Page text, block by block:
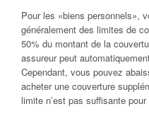
Pour les «biens personnels»,
généralement des limites de
50% du montant de la
assureur peut
Cependant, vous pouvez
acheter une couverture
limite n’est pas suffisante